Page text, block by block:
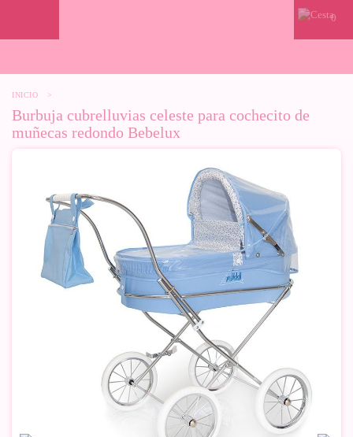
0
INICIO >
Burbuja cubrelluvias celeste para cochecito de
muñecas redondo Bebelux